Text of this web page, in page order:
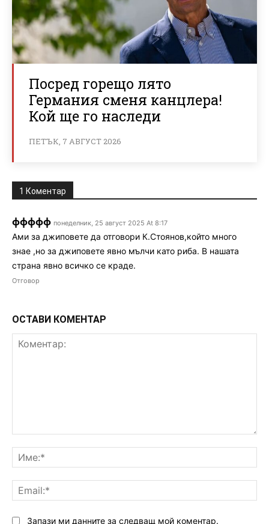
Посред горещо лято
Германия сменя канцлера!
Кой ще го наследи
ПЕТЪК, 7 АВГУСТ 2026
1 Коментар
ффффф понеделник, 25 август 2025 At 8:17
Ами за джиповете да отговори К.Стоянов,който много
знае ,но за джиповете явно мълчи като риба. В нашата
страна явно всичко се краде.
Отговор
ОСТАВИ КОМЕНТАР
Запази ми данните за следващ мой коментар.